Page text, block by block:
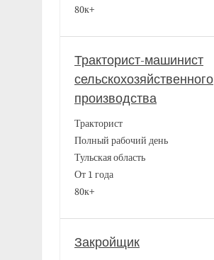
80к+
Тракторист-машинист
сельскохозяйственного
производства
Тракторист
Полный рабочий день
Тульская область
От 1 года
80к+
Закройщик